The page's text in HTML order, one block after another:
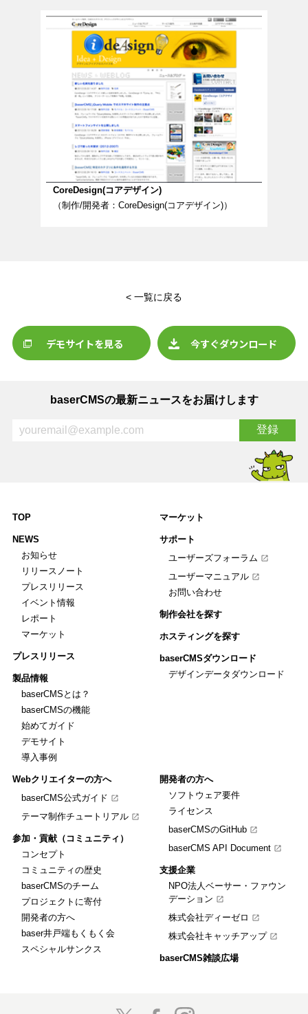
CoreDesign(コアデザイン)
（制作/開発者：CoreDesign(コアデザイン)）
< 一覧に戻る
デモサイトを見る 今すぐダウンロード
baserCMSの最新ニュースをお届けします
TOP
NEWS
お知らせ
リリースノート
プレスリリース
イベント情報
レポート
マーケット
プレスリリース
製品情報
baserCMSとは？
baserCMSの機能
始めてガイド
デモサイト
導入事例
マーケット
サポート
ユーザーズフォーラム
ユーザーマニュアル
お問い合わせ
制作会社を探す
ホスティングを探す
baserCMSダウンロード
デザインデータダウンロード
Webクリエイターの方へ
baserCMS公式ガイド
テーマ制作チュートリアル
参加・貢献（コミュニティ）
コンセプト
コミュニティの歴史
baserCMSのチーム
プロジェクトに寄付
開発者の方へ
baser井戸端もくもく会
スペシャルサンクス
開発者の方へ
ソフトウェア要件
ライセンス
baserCMSのGitHub
baserCMS API Document
支援企業
NPO法人ベーサー・ファウン
デーション
株式会社ディーゼロ
株式会社キャッチアップ
baserCMS雑談広場